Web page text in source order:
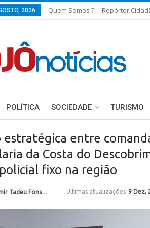
2026 Quem Somos ? Repórter
POLÍTICA SOCIEDADE TURISMO
estratégica entre
da Costa do
fixo na região
Tadeu Fonseca Ultimas atualizações 9 Dez,